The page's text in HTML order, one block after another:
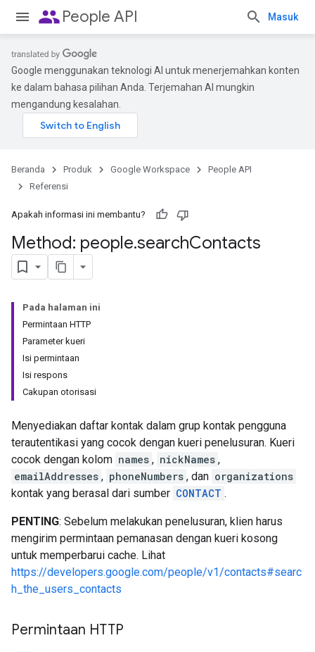
peoplePeople API Masuk
Google menggunakan teknologi AI untuk menerjemahkan konten
ke dalam bahasa pilihan Anda. Terjemahan AI mungkin
mengandung kesalahan.
Beranda Produk Google Workspace
People API
Referensi
Apakah informasi ini membantu?
Method: people.searchContacts
Pada halaman ini
Permintaan HTTP
Parameter kueri
Isi permintaan
Isi respons
Cakupan otorisasi
Menyediakan daftar kontak dalam grup kontak pengguna
terautentikasi yang cocok dengan kueri penelusuran. Kueri
cocok dengan kolom names , nickNames ,
emailAddresses , phoneNumbers , dan organizations
kontak yang berasal dari sumber CONTACT .
PENTING: Sebelum melakukan penelusuran, klien harus
mengirim permintaan pemanasan dengan kueri kosong
untuk memperbarui cache. Lihat
https://developers.google.com/people/v1/contacts#searc
h_the_users_contacts
Permintaan HTTP